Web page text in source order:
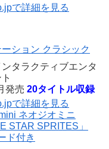
で詳細を見る
ション クラシック
タラクティブエンタ
発売 20タイトル収録
で詳細を見る
ネオジオミニ
STAR SPRITES」
ド付き